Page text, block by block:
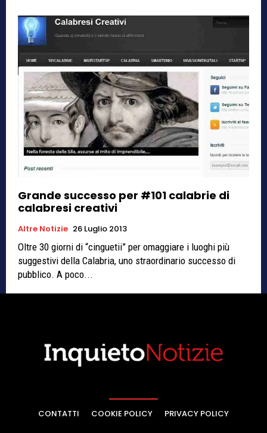
Grande successo per #101 calabrie di
calabresi creativi
Altre Notizie 26 Luglio 2013
Oltre 30 giorni di “cinguetii” per omaggiare i luoghi più
suggestivi della Calabria, uno straordinario successo di
pubblico. A poco...
CONTATTI COOKIE POLICY PRIVACY POLICY